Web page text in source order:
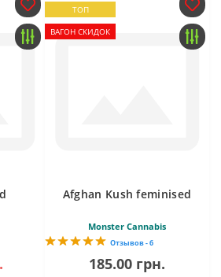
ТОП
ВАГОН СКИДОК
Afghan Kush feminised
Monster Cannabis
Отзывов - 6
185.00 грн.